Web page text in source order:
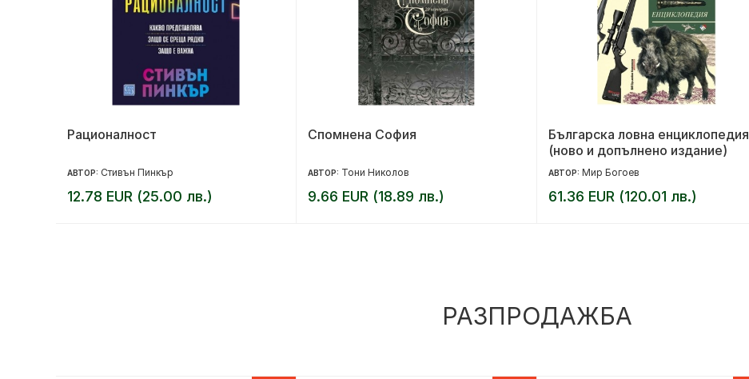
Рационалност
АВТОР: Стивън Пинкър
12.78 EUR (25.00 лв.)
Спомнена София
АВТОР: Тони Николов
9.66 EUR (18.89 лв.)
Българска ловна енциклопедия
(ново и допълнено издание)
АВТОР: Мир Богоев
61.36 EUR (120.01 лв.)
РАЗПРОДАЖБА